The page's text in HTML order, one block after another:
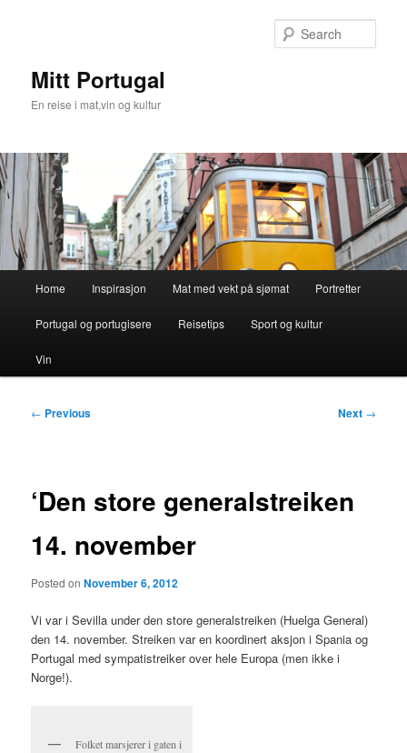
Mitt Portugal
En reise i mat,vin og kultur
Home Inspirasjon Mat med vekt på sjømat Portretter
Portugal og portugisere Reisetips Sport og kultur
Vin
Post
← Previous Next →
‘Den store generalstreiken
14. november
Posted onNovember 6, 2012
Vi var i Sevilla under den store generalstreiken (Huelga General)
den 14. november. Streiken var en koordinert aksjon i Spania og
Portugal med sympatistreiker over hele Europa (men ikke i
Norge!).
Folket marsjerer i gaten i